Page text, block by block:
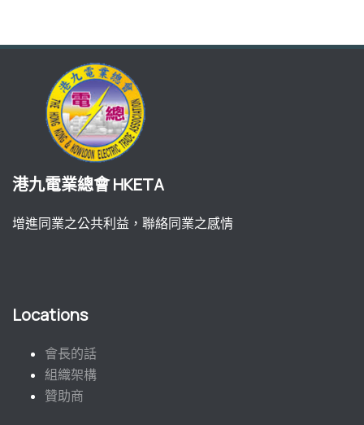
港九電業總會 HKETA
增進同業之公共利益，聯絡同業之感情
Locations
會長的話
組織架構
贊助商